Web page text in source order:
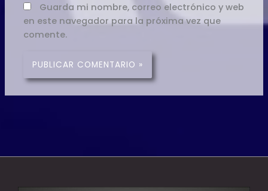
Guarda mi nombre, correo electrónico y web
en este navegador para la próxima vez que
comente.